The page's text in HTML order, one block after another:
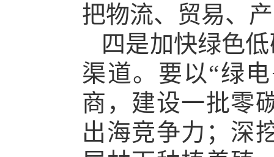
把物流、贸易、
四是加快绿色
渠道。要以“绿
商，建设一批零
出海竞争力；深